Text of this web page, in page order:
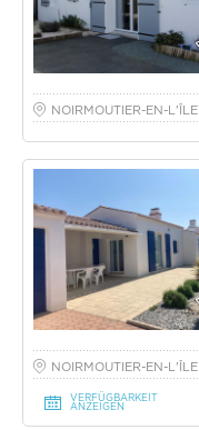
NOIRMOUTIER-EN-L'ÎLE
NOIRMOUTIER-EN-L'ÎLE
VERFÜGBARKEIT
ANZEIGEN